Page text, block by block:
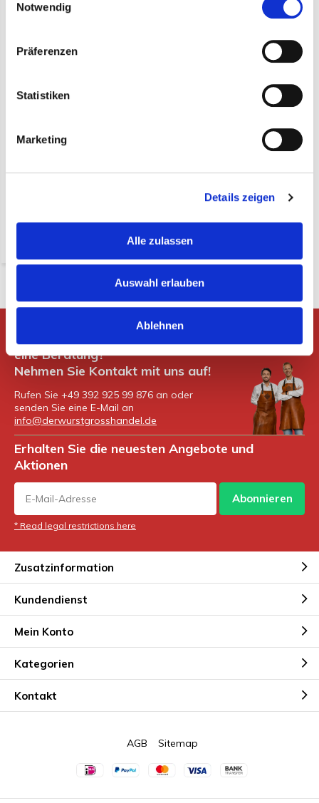
Notwendig
Präferenzen
Statistiken
Marketing
Details zeigen
Alle zulassen
Auswahl erlauben
Ablehnen
Gibt es Fragen oder möchten Sie
eine Beratung?
Nehmen Sie Kontakt mit uns auf!
Rufen Sie +49 392 925 99 876 an oder
senden Sie eine E-Mail an
info@derwurstgrosshandel.de
Erhalten Sie die neuesten Angebote und
Aktionen
Abonnieren
* Read legal restrictions here
Zusatzinformation
Kundendienst
Mein Konto
Kategorien
Kontakt
AGB Sitemap